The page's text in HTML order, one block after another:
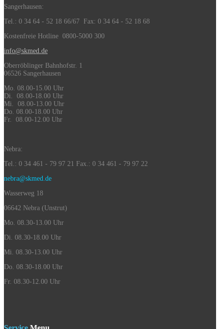
Sangerhausen:
Tel.: 0 34 64 - 52 18 66/67 Fax: 0 34 64 - 52 18 68
Kostenfreie Hotline 0800-5000 300
info@skmed.de
Oberröblinger Bahnhofstr. 1
06526 Sangerhausen
Mo. 08.00-15.00 Uhr
Di. 08.00-18.00 Uhr
Mi. 08.00-13.00 Uhr
Do. 08.00-18.00 Uhr
Fr. 08.00-12.00 Uhr
Nebra:
Tel.: 0 34 461 - 79 97 21 Fax.: 0 34 461 - 79 97 22
nebra@skmed.de
Wasserweg 18
06642 Nebra (Unstrut)
Mo. 08.30-13.00 Uhr
Di. 08.30-18.00 Uhr
Mi. 08.30-13.00 Uhr
Do. 08.30-18.00 Uhr
Fr. 08.30-12.00 Uhr